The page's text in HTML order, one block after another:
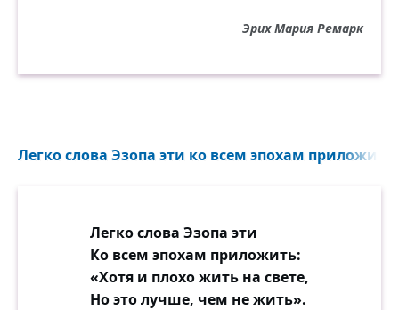
Эрих Мария Ремарк
Легко слова Эзопа эти ко всем эпохам
Легко слова Эзопа эти
Ко всем эпохам приложить:
«Хотя и плохо жить на свете,
Но это лучше, чем не жить».